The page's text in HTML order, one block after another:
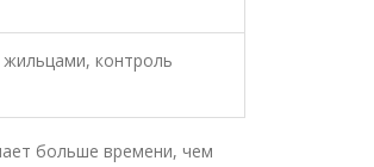
контроль
больше времени, чем